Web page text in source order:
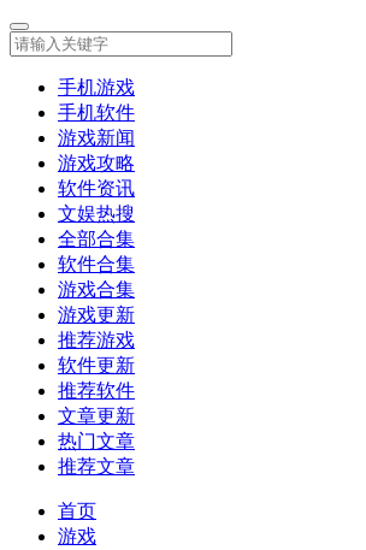
手机游戏
手机软件
游戏新闻
游戏攻略
软件资讯
文娱热搜
全部合集
软件合集
游戏合集
游戏更新
推荐游戏
软件更新
推荐软件
文章更新
热门文章
推荐文章
首页
游戏